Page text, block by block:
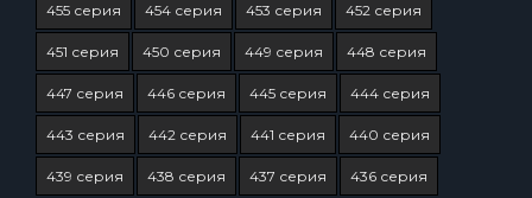
455 серия 454 серия 453 серия 452 серия
451 серия 450 серия 449 серия 448 серия
447 серия 446 серия 445 серия 444 серия
443 серия 442 серия 441 серия 440 серия
439 серия 438 серия 437 серия 436 серия